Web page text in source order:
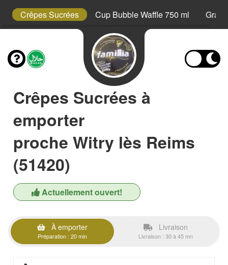
Crêpes Sucrées Cup Bubble Waffle 750 ml
Crêpes Sucrées à
emporter
proche Witry lès Reims
(51420)
Actuellement ouvert!
À emporter
Préparation : 20 min
Livraison
Livraison : 30 à 45 mn